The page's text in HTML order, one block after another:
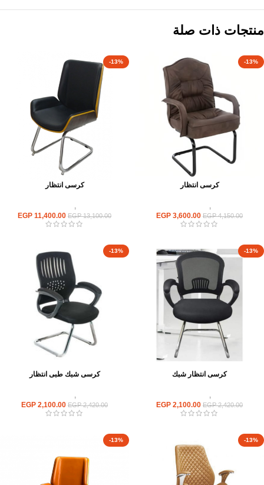
منتجات ذات صلة
-13%
كرسى انتظار
,
EGP4,150.00
EGP 3,600.00
-13%
كرسى انتظار
,
EGP13,100.00
EGP 11,400.00
-13%
كرسى انتظار شبك
,
EGP2,420.00
EGP 2,100.00
-13%
كرسى شبك طبى انتظار
,
EGP2,420.00
EGP 2,100.00
-13%
-13%